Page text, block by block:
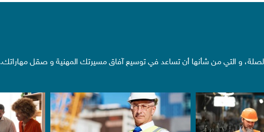
الصلة، و التي من شأنها أن تساعد في توسيع آفاق مسيرتك المهنية و صقل مهاراتك.